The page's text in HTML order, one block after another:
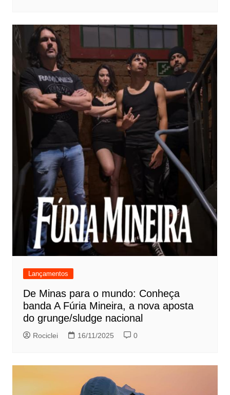
Lançamentos
De Minas para o mundo: Conheça
banda A Fúria Mineira, a nova aposta
do grunge/sludge nacional
Rociclei 16/11/2025 0